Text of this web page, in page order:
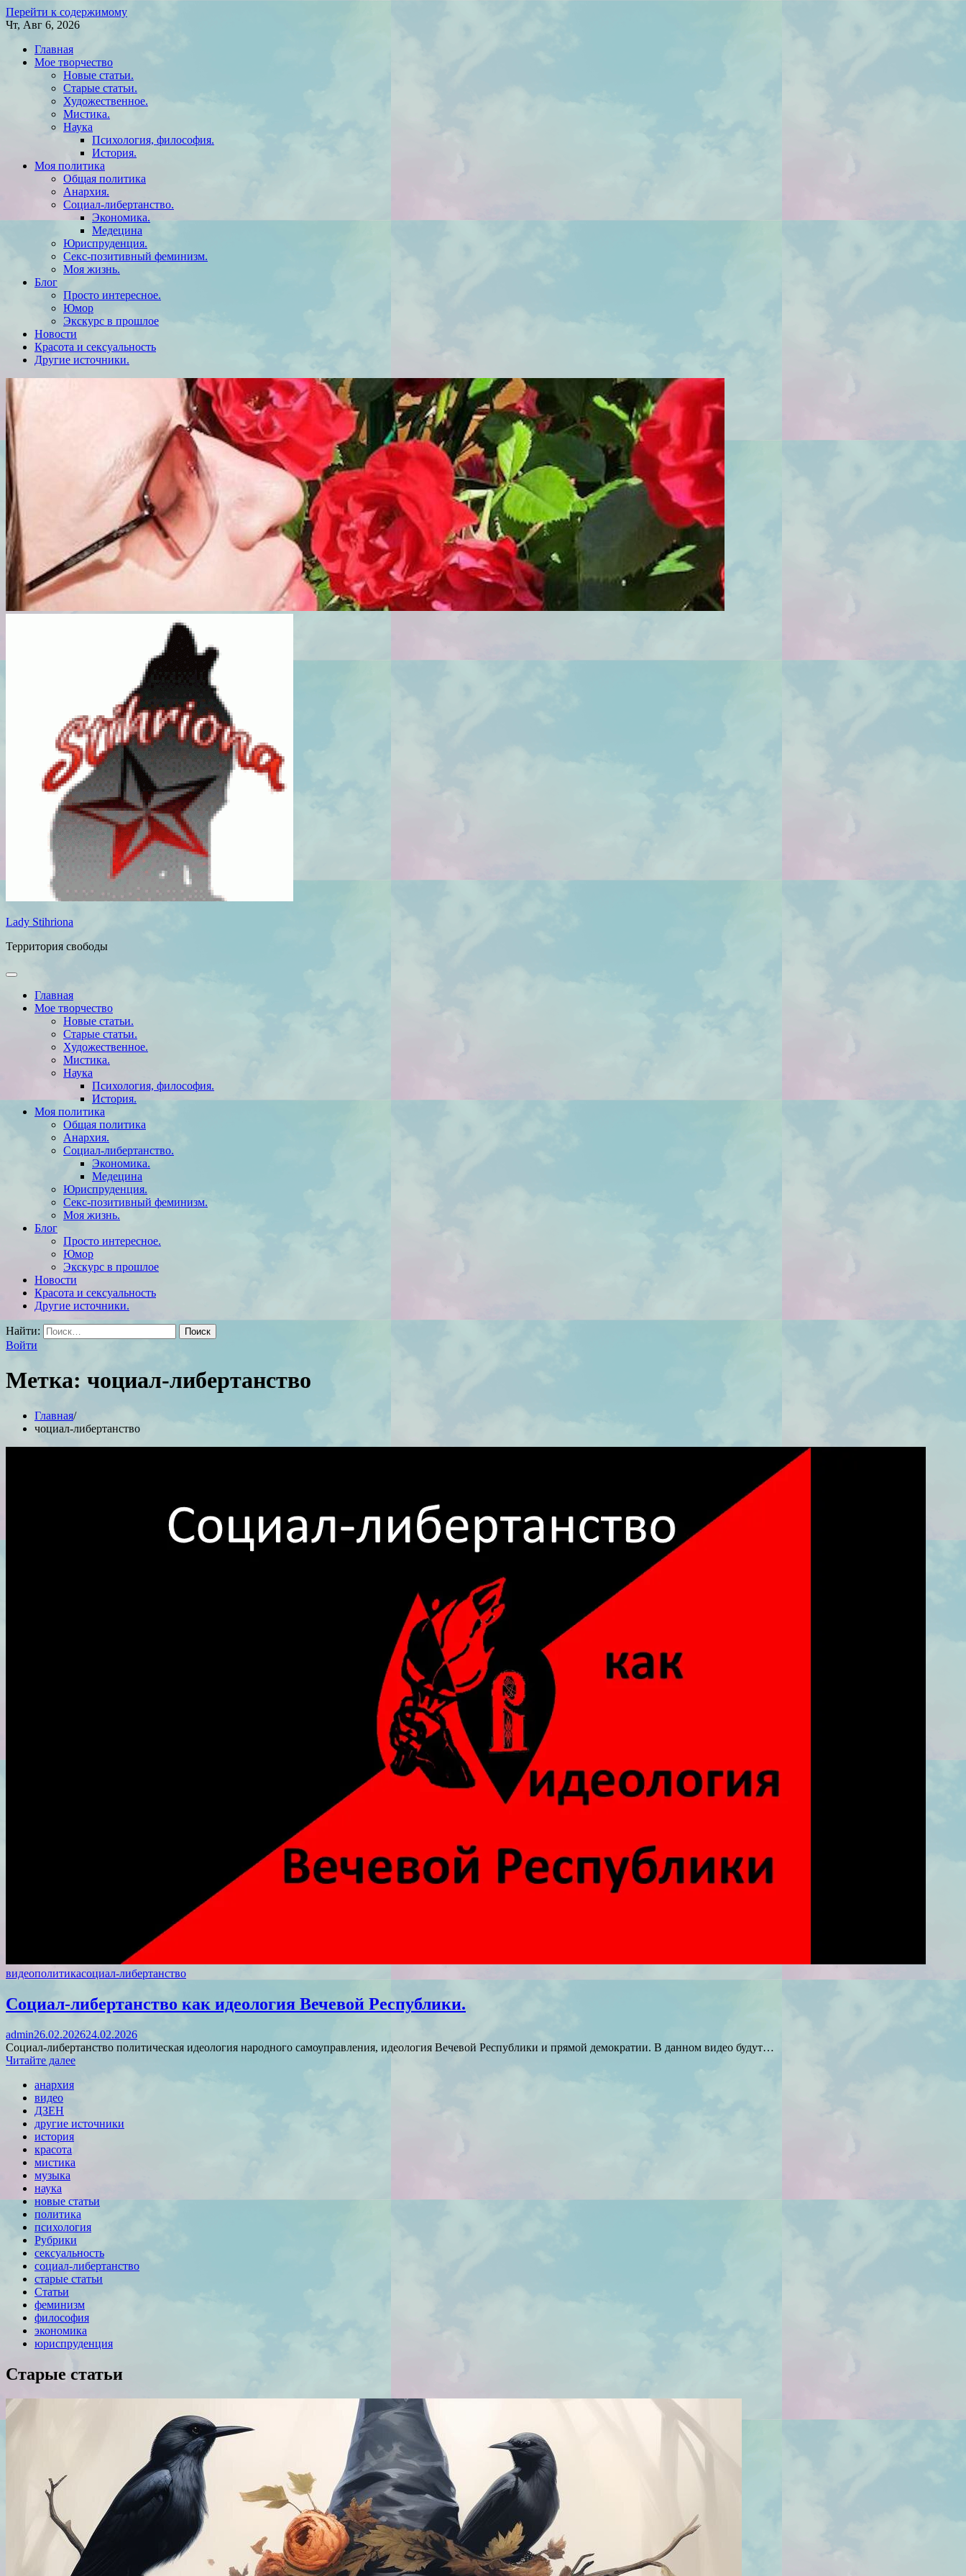
Перейти к содержимому
Чт, Авг 6, 2026
Главная
Мое творчество
Новые статьи.
Старые статьи.
Художественное.
Мистика.
Наука
Психология, философия.
История.
Моя политика
Общая политика
Анархия.
Социал-либертанство.
Экономика.
Медецина
Юриспруденция.
Секс-позитивный феминизм.
Моя жизнь.
Блог
Просто интересное.
Юмор
Экскурс в прошлое
Новости
Красота и сексуальность
Другие источники.
Lady Stihriona
Территория свободы
Главная
Мое творчество
Новые статьи.
Старые статьи.
Художественное.
Мистика.
Наука
Психология, философия.
История.
Моя политика
Общая политика
Анархия.
Социал-либертанство.
Экономика.
Медецина
Юриспруденция.
Секс-позитивный феминизм.
Моя жизнь.
Блог
Просто интересное.
Юмор
Экскурс в прошлое
Новости
Красота и сексуальность
Другие источники.
Найти:
Войти
Метка: чоциал-либертанство
Главная
чоциал-либертанство
видеополитикасоциал-либертанство
Социал-либертанство как идеология Вечевой Республики.
admin26.02.202624.02.2026
Социал-либертанство политическая идеология народного самоуправления, идеология Вечевой Республики и прямой демократии. В данном видео будут…
Читайте далее
анархия
видео
ДЗЕН
другие источники
история
красота
мистика
музыка
наука
новые статьи
политика
психология
Рубрики
сексуальность
социал-либертанство
старые статьи
Статьи
феминизм
философия
экономика
юриспруденция
Старые статьи